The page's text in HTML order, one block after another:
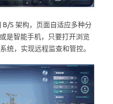
B/S 架构，页面自适应多种分
是智能手机，只要打开浏览
统，实现远程监查和管控。